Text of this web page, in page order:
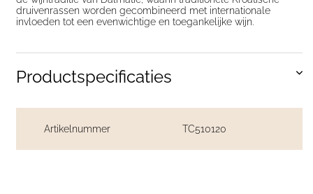
druivenrassen worden gecombineerd met internationale
invloeden tot een evenwichtige en toegankelijke wijn.
Productspecificaties
Artikelnummer TC510120